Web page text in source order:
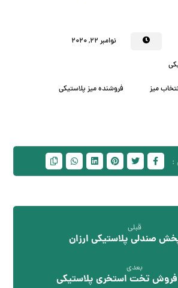
نوامبر ۲۲, ۲۰۲۰
میز فروشنده میز پلاستیکی
قبلی
صندلی پلاستیکی ارزان
بعدی
فروش تخت استخری پلاستیکی